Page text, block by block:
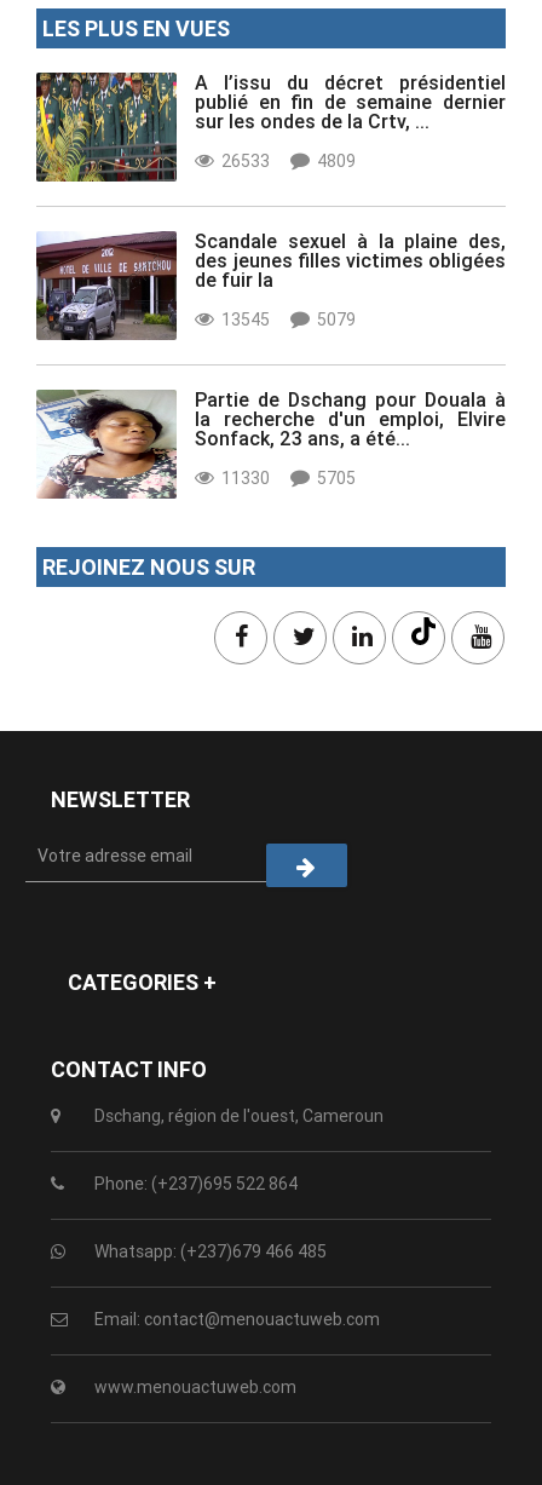
LES PLUS EN VUES
A l’issu du décret présidentiel
publié en fin de semaine dernier
sur les ondes de la Crtv, ...
26533 4809
Scandale sexuel à la plaine des,
des jeunes filles victimes obligées
de fuir la
13545 5079
Partie de Dschang pour Douala à
la recherche d'un emploi, Elvire
Sonfack, 23 ans, a été...
11330 5705
REJOINEZ NOUS SUR
NEWSLETTER
CATEGORIES +
CONTACT INFO
Dschang, région de l'ouest, Cameroun
Phone: (+237)695 522 864
Whatsapp: (+237)679 466 485
Email: contact@menouactuweb.com
www.menouactuweb.com